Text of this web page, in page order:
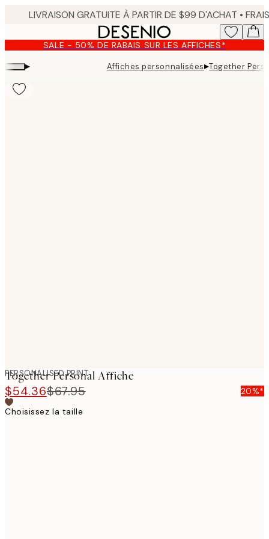
content.SALE - 50% DE RABAIS SUR LES AFFICHES*
▸ Affiches personnalisées▸Together
PERSONALISED PRINT
Together Personal Affiche
$54.36$67.95
20%*
Choisissez la taille